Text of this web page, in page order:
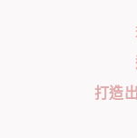
打造